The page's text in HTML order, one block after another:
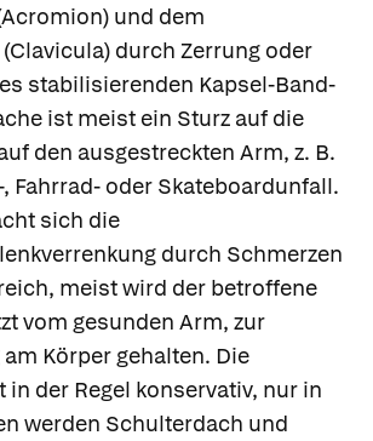
und dem
durch Zerrung oder
stabilisierenden Kapsel-Band-
ist meist ein Sturz auf die
den ausgestreckten Arm, z. B.
Fahrrad- oder Skateboardunfall.
sich die
durch Schmerzen
meist wird der betroffene
vom gesunden Arm, zur
Körper gehalten. Die
in der Regel konservativ, nur in
werden Schulterdach und